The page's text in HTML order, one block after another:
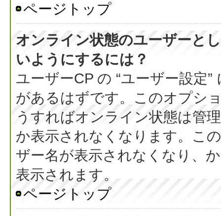
ページトップ
オンライン状態のユーザーと
いようにするには？
ユーザーCP の “ユーザー設定
があるはずです。このオプシ
うすればオンライン状態は管
か表示されなくなります。こ
ザー名が表示されなくなり、
表示されます。
ページトップ